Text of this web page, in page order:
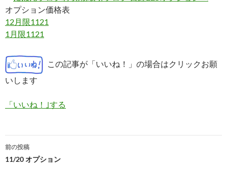
オプション価格表
12月限1121
1月限1121
この記事が「いいね！」の場合はクリックお願
いします
「いいね！｣する
投
稿
前の投稿
11/20 オプション